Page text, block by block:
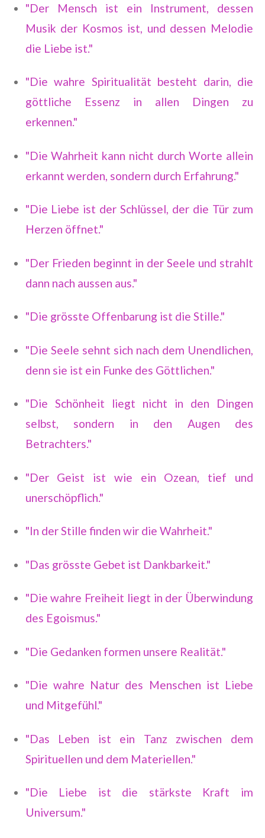
"Der Mensch ist ein Instrument, dessen
Musik der Kosmos ist, und dessen Melodie
die Liebe ist."
"Die wahre Spiritualität besteht darin, die
göttliche Essenz in allen Dingen zu
erkennen."
"Die Wahrheit kann nicht durch Worte allein
erkannt werden, sondern durch Erfahrung."
"Die Liebe ist der Schlüssel, der die Tür zum
Herzen öffnet."
"Der Frieden beginnt in der Seele und strahlt
dann nach aussen aus."
"Die grösste Offenbarung ist die Stille."
"Die Seele sehnt sich nach dem Unendlichen,
denn sie ist ein Funke des Göttlichen."
"Die Schönheit liegt nicht in den Dingen
selbst, sondern in den Augen des
Betrachters."
"Der Geist ist wie ein Ozean, tief und
unerschöpflich."
"In der Stille finden wir die Wahrheit."
"Das grösste Gebet ist Dankbarkeit."
"Die wahre Freiheit liegt in der Überwindung
des Egoismus."
"Die Gedanken formen unsere Realität."
"Die wahre Natur des Menschen ist Liebe
und Mitgefühl."
"Das Leben ist ein Tanz zwischen dem
Spirituellen und dem Materiellen."
"Die Liebe ist die stärkste Kraft im
Universum."